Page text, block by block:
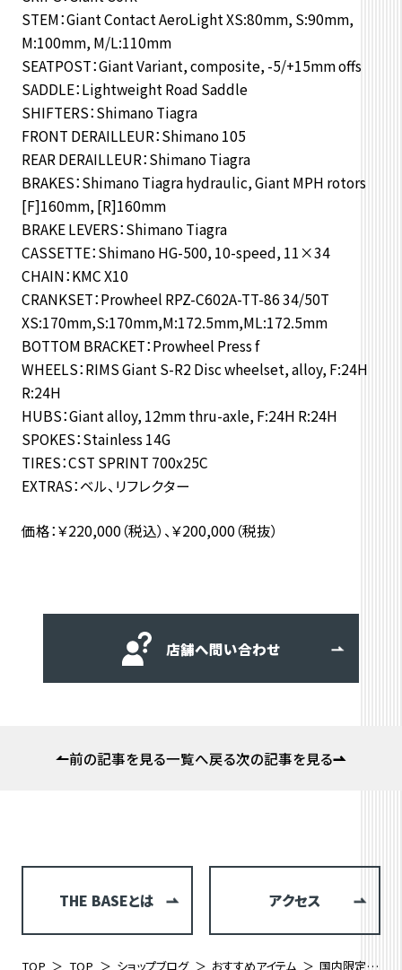
STEM：Giant Contact AeroLight XS:80mm, S:90mm,
M:100mm, M/L:110mm
SEATPOST：Giant Variant, composite, -5/+15mm offs
SADDLE：Lightweight Road Saddle
SHIFTERS：Shimano Tiagra
FRONT DERAILLEUR：Shimano 105
REAR DERAILLEUR：Shimano Tiagra
BRAKES：Shimano Tiagra hydraulic, Giant MPH rotors
[F]160mm, [R]160mm
BRAKE LEVERS：Shimano Tiagra
CASSETTE：Shimano HG-500, 10-speed, 11×34
CHAIN：KMC X10
CRANKSET：Prowheel RPZ-C602A-TT-86 34/50T
XS:170mm,S:170mm,M:172.5mm,ML:172.5mm
BOTTOM BRACKET：Prowheel Press f
WHEELS：RIMS Giant S-R2 Disc wheelset, alloy, F:24H
R:24H
HUBS：Giant alloy, 12mm thru-axle, F:24H R:24H
SPOKES：Stainless 14G
TIRES：CST SPRINT 700x25C
EXTRAS：ベル、リフレクター
価格：￥220,000（税込）、￥200,000（税抜）
店舗へ問い合わせ
前の記事を見る一覧へ戻る次の記事を見る
THE BASEとは アクセス
TOP TOP ショップブログ おすすめアイテム 国内限定350台！GIANT JAPAN35周年記念のハイパフォーマンスアルミロードバイク「GJ-35LTD」が入荷！